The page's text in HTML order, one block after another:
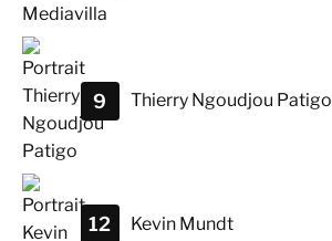
Thierry Ngoudjou Patigo
9
Kevin Mundt
12